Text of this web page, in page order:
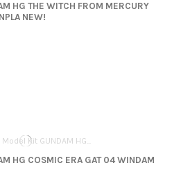
HG THE WITCH FROM MERCURY
NEW!
HG COSMIC ERA GAT 04 WINDAM